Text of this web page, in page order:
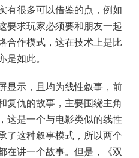
有很多可以借鉴的点，例如
要求玩家必须要和朋友一起
合作模式，这在技术上是比
如此。
显示，且均为线性叙事，前
复仇的故事，主要围绕主角
这是一个与电影类似的线性
了这种叙事模式，所以两个
在讲一个故事。但是，《双